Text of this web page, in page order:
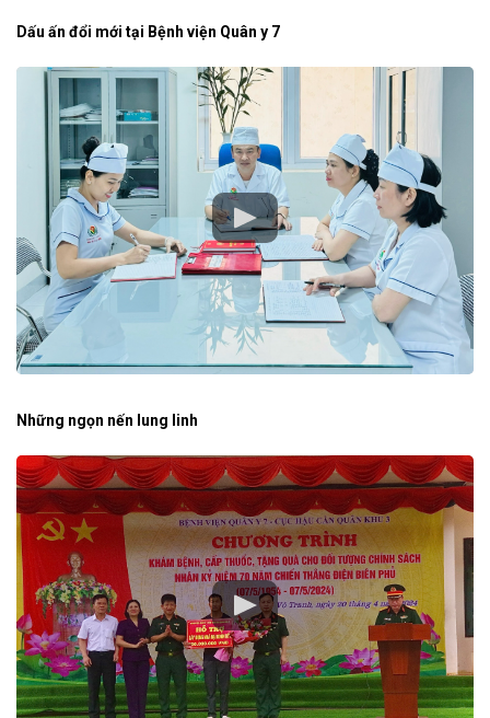
Dấu ấn đổi mới tại Bệnh viện Quân y 7
Những ngọn nến lung linh